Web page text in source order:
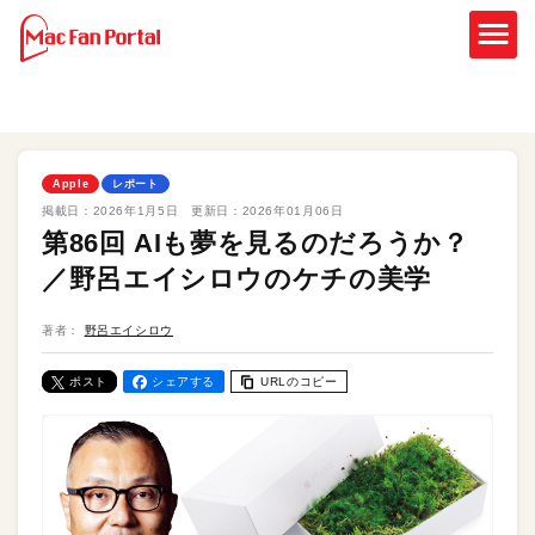
Apple レポート
掲載日： 2026年1月5日 更新日： 2026年01月06日
第86回 AIも夢を見るのだろうか？
／野呂エイシロウのケチの美学
著者： 野呂エイシロウ
ポスト シェアする URLのコピー